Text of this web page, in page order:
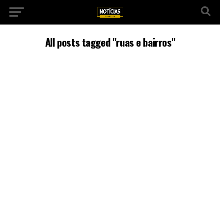
All posts tagged "ruas e bairros"